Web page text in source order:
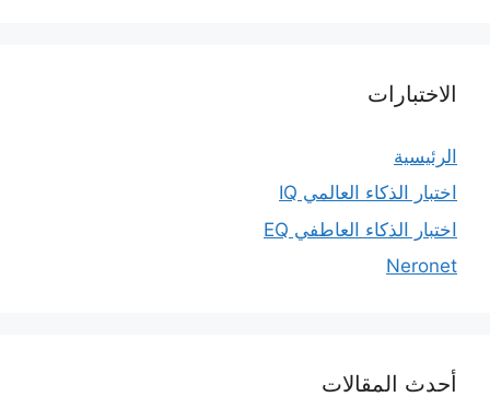
الاختبارات
الرئيسية
اختبار الذكاء العالمي IQ
اختبار الذكاء العاطفي EQ
Neronet
أحدث المقالات